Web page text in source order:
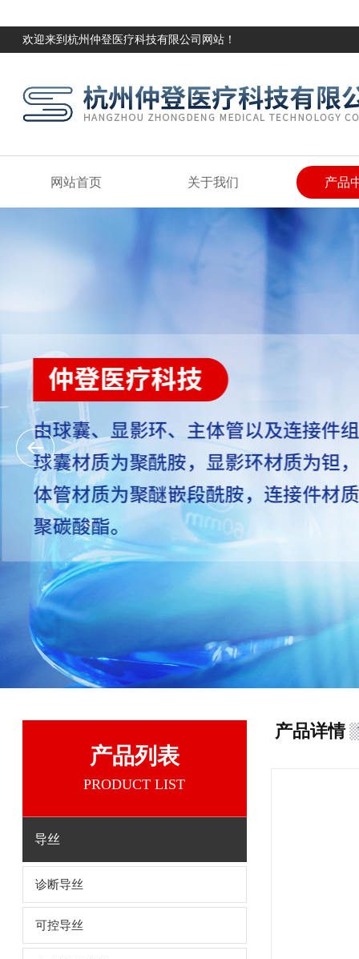
欢迎来到杭州仲登医疗科技有限公司网站！
网站首页 关于我们 产品
产品列表
PRODUCT LIST
导丝
诊断导丝
可控导丝
产品详情